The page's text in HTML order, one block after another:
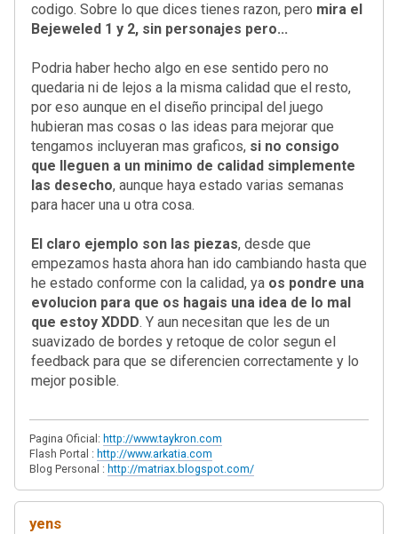
codigo. Sobre lo que dices tienes razon, pero mira el
Bejeweled 1 y 2, sin personajes pero...
Podria haber hecho algo en ese sentido pero no
quedaria ni de lejos a la misma calidad que el resto,
por eso aunque en el diseño principal del juego
hubieran mas cosas o las ideas para mejorar que
tengamos incluyeran mas graficos, si no consigo
que lleguen a un minimo de calidad simplemente
las desecho, aunque haya estado varias semanas
para hacer una u otra cosa.
El claro ejemplo son las piezas, desde que
empezamos hasta ahora han ido cambiando hasta que
he estado conforme con la calidad, ya os pondre una
evolucion para que os hagais una idea de lo mal
que estoy XDDD. Y aun necesitan que les de un
suavizado de bordes y retoque de color segun el
feedback para que se diferencien correctamente y lo
mejor posible.
Pagina Oficial: http://www.taykron.com
Flash Portal : http://www.arkatia.com
Blog Personal : http://matriax.blogspot.com/
yens